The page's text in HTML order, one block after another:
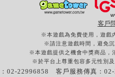
客戶
※本遊戲為免費使用，遊戲
※請注意遊戲時間，避免
※本遊戲提供之機會中獎商品，
※於平台上尊重包容多元性別
：02-22996858 客戶服務傳真：